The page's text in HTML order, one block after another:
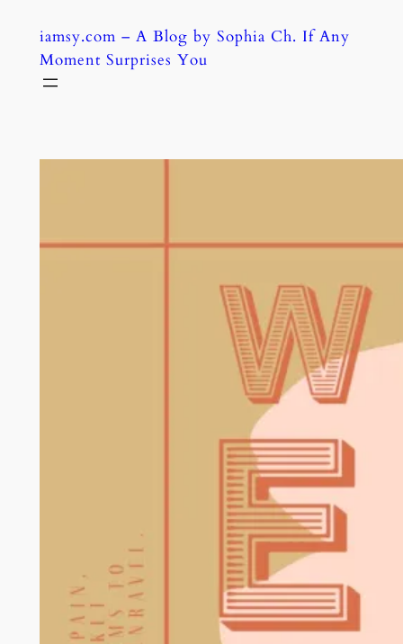
content
iamsy.com – A Blog by Sophia Ch. If Any
Moment Surprises You